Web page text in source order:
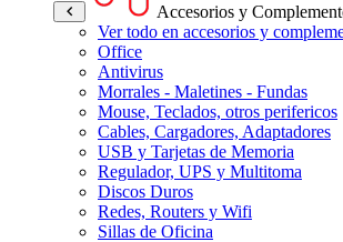
Accesorios y
Ver todo en accesorios y
Office
Antivirus
Morrales - Maletines - Fundas
Mouse, Teclados, otros perifericos
Cables, Cargadores, Adaptadores
USB y Tarjetas de Memoria
Regulador, UPS y Multitoma
Discos Duros
Redes, Routers y Wifi
Sillas de Oficina